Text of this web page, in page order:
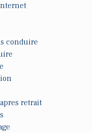
conduire
retrait